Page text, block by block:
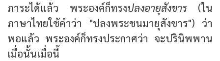
ภาระได้แล้ว พระองค์ก็ทรงปลงอายุสังขาร(ใน
ภาษาไทยใช้คำว่า "ปลงพระชนมายุสังขาร") ว่า
พอแล้ว พระองค์ก็ทรงประกาศว่า จะปรินิพพาน
เมื่อนั้นเมื่อนี้